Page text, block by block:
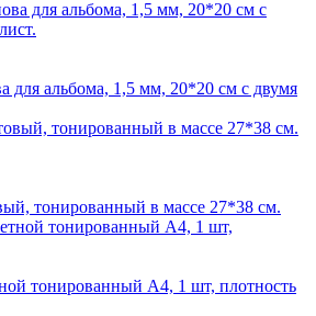
для альбома, 1,5 мм, 20*20 см с двумя
тонированный в массе 27*38 см.
тонированный А4, 1 шт, плотность